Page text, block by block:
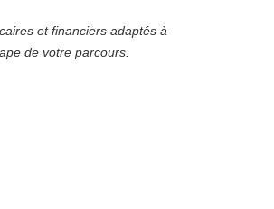
et financiers adaptés à
de votre parcours.